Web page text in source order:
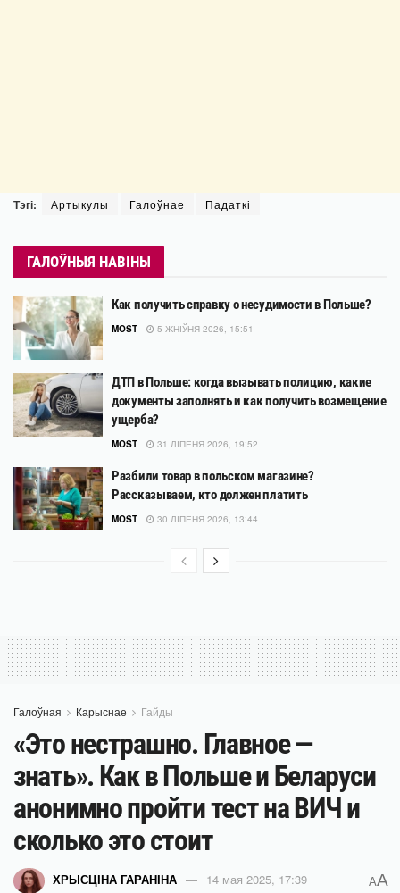
Тэгі: Артыкулы Галоўнае Падаткі
ГАЛОЎНЫЯ НАВІНЫ
Как получить справку о несудимости в Польше?
MOST 5 ЖНІЎНЯ 2026, 15:51
ДТП в Польше: когда вызывать полицию, какие
документы заполнять и как получить возмещение
ущерба?
MOST 31 ЛІПЕНЯ 2026, 19:52
Разбили товар в польском магазине?
Рассказываем, кто должен платить
MOST 30 ЛІПЕНЯ 2026, 13:44
Галоўная Карыснае Гайды
«Это нестрашно. Главное —
знать». Как в Польше и Беларуси
анонимно пройти тест на ВИЧ и
сколько это стоит
ХРЫСЦІНА ГАРАНІНА 14 мая 2025, 17:39 AA